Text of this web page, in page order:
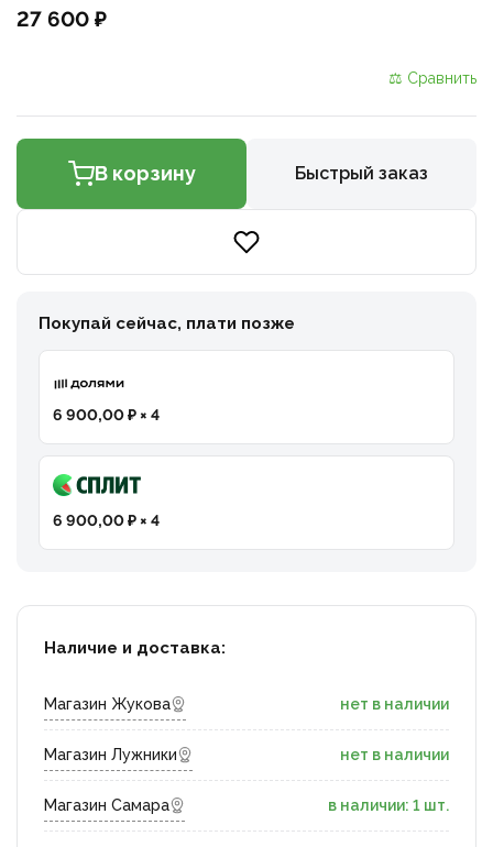
27 600 ₽
⚖ Сравнить
В корзину Быстрый заказ
Покупай сейчас, плати позже
6 900,00 ₽ × 4
6 900,00 ₽ × 4
Наличие и доставка:
Магазин Жукова нет в наличии
Магазин Лужники нет в наличии
Магазин Самара в наличии: 1 шт.